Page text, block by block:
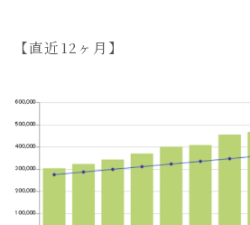
【直近12ヶ月】